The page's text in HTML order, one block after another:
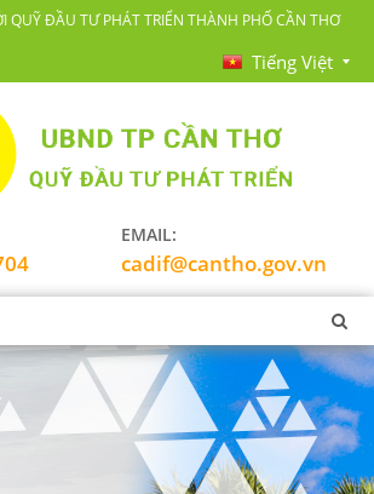
QUỸ ĐẦU TƯ PHÁT TRIỂN THÀNH PHỐ CẦN THƠ
Tiếng Việt
EMAIL:
cadif@cantho.gov.vn